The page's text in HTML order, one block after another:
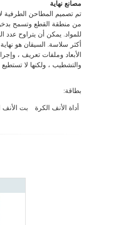
مصانع نهاية
تم تصميم المطاحن الطرفية
من منطقة القطع وتسمح
للمواد. يمكن أن يتراوح عدد
أكثر سلاسة. السيقان هو
الأبعاد وملفات تعريف ،
والتشطيب ، ولكنها لا
بطاقة:
أداة الأنف الكرة بت الأنف